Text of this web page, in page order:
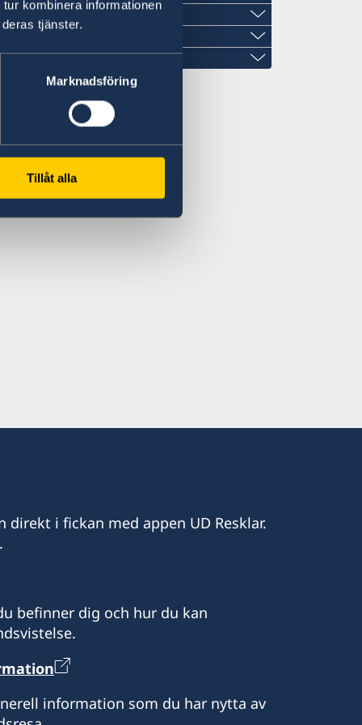
kombinera informationen
tjänster.
Marknadsföring
Tillåt alla
of Sweden
14.30-16.30
Al-Mokhaini
i fickan med appen UD Resklar.
befinner dig och hur du kan
information som du har nytta av